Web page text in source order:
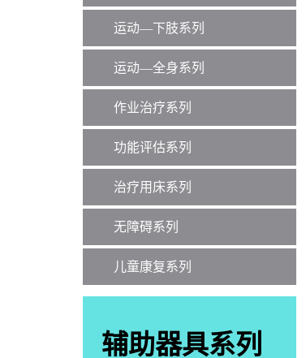
运动—下肢系列
运动—全身系列
作业治疗系列
功能评估系列
治疗用床系列
无障碍系列
儿童康复系列
辅助器具系列